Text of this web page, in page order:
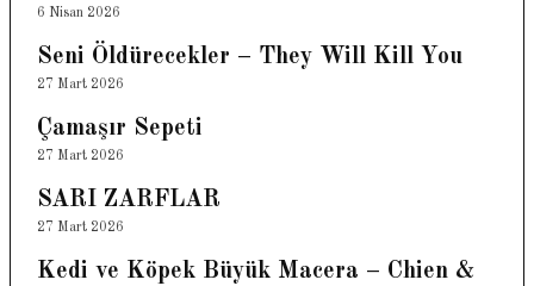
6 Nisan 2026
Seni Öldürecekler – They Will Kill You
27 Mart 2026
Çamaşır Sepeti
27 Mart 2026
SARI ZARFLAR
27 Mart 2026
Kedi ve Köpek Büyük Macera – Chien &